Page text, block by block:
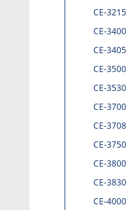
CE-3215
CE-3400
CE-3405
CE-3500
CE-3530
CE-3700
CE-3708
CE-3750
CE-3800
CE-3830
CE-4000